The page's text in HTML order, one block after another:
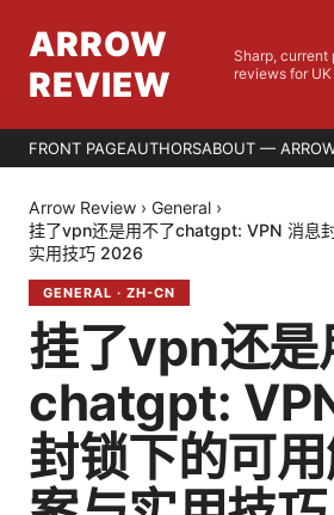
ARROW
REVIEW
Sharp,
reviews for
FRONT PAGEAUTHORSABOUT —
Arrow Review › General ›
挂了vpn还是用不了chatgpt: VPN 消息
实用技巧 2026
GENERAL · ZH-CN
挂了vpn还是
chatgpt:
封锁下的可